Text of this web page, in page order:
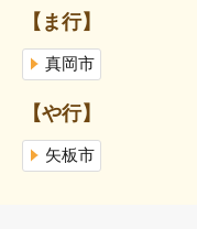
【ま行】
真岡市
【や行】
矢板市